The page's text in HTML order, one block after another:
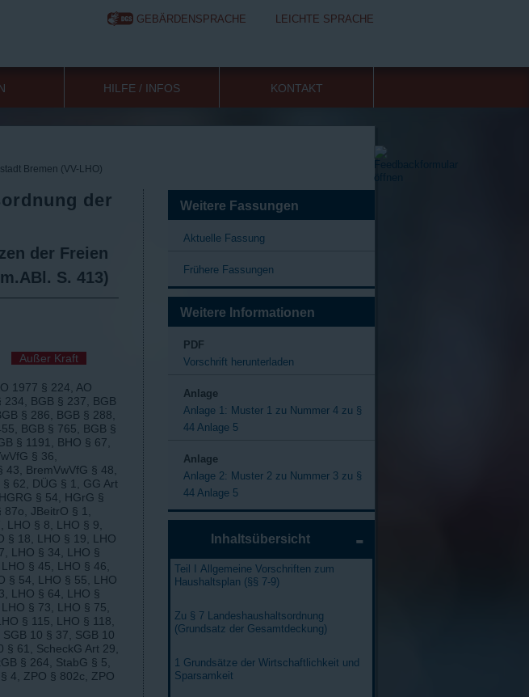
GEBÄRDENSPRACHE LEICHTE SPRACHE
HILFE / INFOS KONTAKT
Bremen (VV-LHO)
der
der Freien
S. 413)
Außer Kraft
1977 § 224, AO
BGB § 237, BGB
§ 286, BGB § 288,
BGB § 765, BGB §
§ 1191, BHO § 67,
§ 36,
BremVwVfG § 48,
62, DÜG § 1, GG Art
§ 54, HGrG §
JBeitrO § 1,
LHO § 8, LHO § 9,
§ 18, LHO § 19, LHO
LHO § 34, LHO §
§ 45, LHO § 46,
§ 54, LHO § 55, LHO
LHO § 64, LHO §
§ 73, LHO § 75,
§ 115, LHO § 118,
10 § 37, SGB 10
61, ScheckG Art 29,
§ 264, StabG § 5,
4, ZPO § 802c, ZPO
Weitere Fassungen
Aktuelle Fassung
Frühere Fassungen
Weitere Informationen
PDF
Vorschrift herunterladen
Anlage
Anlage 1: Muster 1 zu Nummer 4 zu §
44 Anlage 5
Anlage
Anlage 2: Muster 2 zu Nummer 3 zu §
44 Anlage 5
Inhaltsübersicht
Teil I Allgemeine Vorschriften zum
Haushaltsplan (§§ 7-9)
Zu § 7 Landeshaushaltsordnung
(Grundsatz der Gesamtdeckung)
1 Grundsätze der Wirtschaftlichkeit und
Sparsamkeit